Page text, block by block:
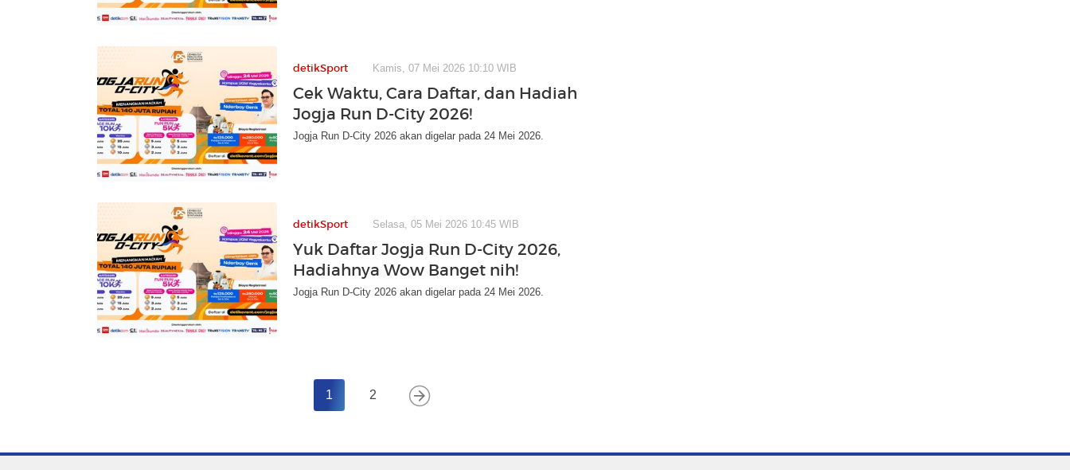
detikSport Kamis, 07 Mei 2026 10:10 WIB
Cek Waktu, Cara Daftar, dan Hadiah
Jogja Run D-City 2026!
Jogja Run D-City 2026 akan digelar pada 24 Mei 2026.
detikSport Selasa, 05 Mei 2026 10:45 WIB
Yuk Daftar Jogja Run D-City 2026,
Hadiahnya Wow Banget nih!
Jogja Run D-City 2026 akan digelar pada 24 Mei 2026.
1 2